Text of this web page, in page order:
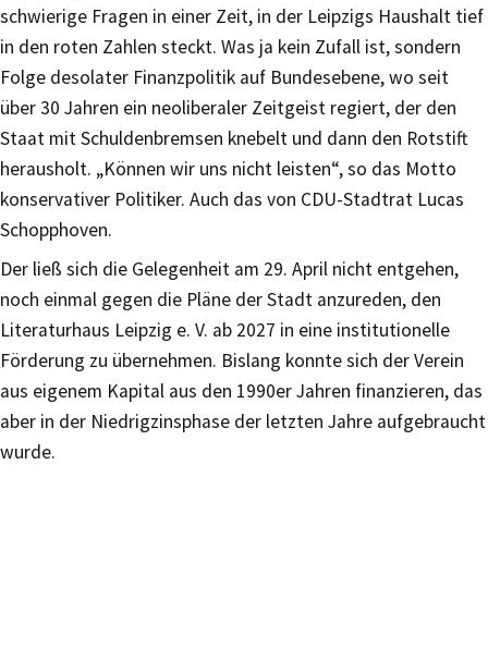
schwierige Fragen in einer Zeit, in der Leipzigs Haushalt tief
in den roten Zahlen steckt. Was ja kein Zufall ist, sondern
Folge desolater Finanzpolitik auf Bundesebene, wo seit
über 30 Jahren ein neoliberaler Zeitgeist regiert, der den
Staat mit Schuldenbremsen knebelt und dann den Rotstift
herausholt. „Können wir uns nicht leisten“, so das Motto
konservativer Politiker. Auch das von CDU-Stadtrat Lucas
Schopphoven.
Der ließ sich die Gelegenheit am 29. April nicht entgehen,
noch einmal gegen die Pläne der Stadt anzureden, den
Literaturhaus Leipzig e. V. ab 2027 in eine institutionelle
Förderung zu übernehmen. Bislang konnte sich der Verein
aus eigenem Kapital aus den 1990er Jahren finanzieren, das
aber in der Niedrigzinsphase der letzten Jahre aufgebraucht
wurde.